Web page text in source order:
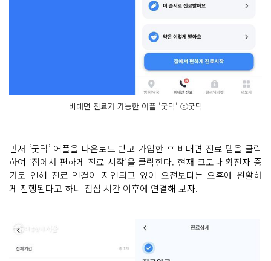
비대면 진료가 가능한 어플 '굿닥' ⓒ굿닥
먼저 ‘굿닥’ 어플을 다운로드 받고 가입한 후 비대면 진료 탭을 클릭
하여 ‘집에서 편하게 진료 시작’을 클릭한다. 현재 코로나 확진자 증
가로 인해 진료 연결이 지연되고 있어 오전보다는 오후에 원활하
게 진행된다고 하니 점심 시간 이후에 연결해 보자.